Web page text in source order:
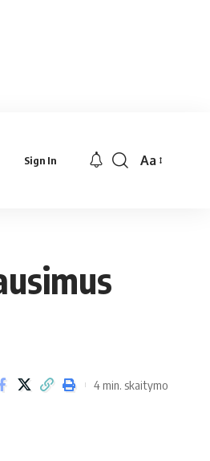
Sign In
Font
Aa
4 min. skaitymo